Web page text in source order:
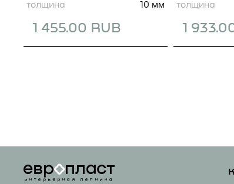
1 455.00 RUB
толщина
10 мм
1
толщина